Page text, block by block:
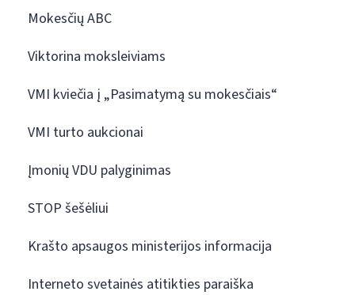
Mokesčių ABC
Viktorina moksleiviams
VMI kviečia į „Pasimatymą su mokesčiais“
VMI turto aukcionai
Įmonių VDU palyginimas
STOP šešėliui
Krašto apsaugos ministerijos informacija
Interneto svetainės atitikties paraiška